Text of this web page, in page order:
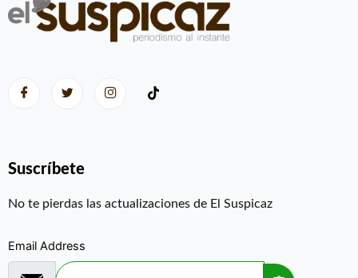
Suscríbete
No te pierdas las actualizaciones de El Suspicaz
Email Address